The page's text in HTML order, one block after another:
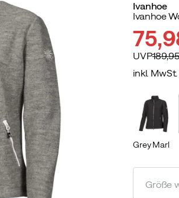
Ivanhoe
Ivanhoe
UVP
inkl.
Grey Marl
Größe